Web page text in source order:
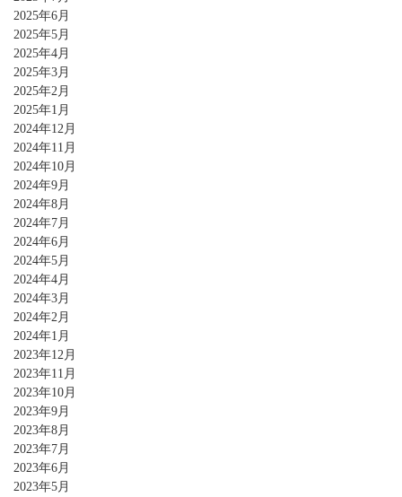
2025年6月
2025年5月
2025年4月
2025年3月
2025年2月
2025年1月
2024年12月
2024年11月
2024年10月
2024年9月
2024年8月
2024年7月
2024年6月
2024年5月
2024年4月
2024年3月
2024年2月
2024年1月
2023年12月
2023年11月
2023年10月
2023年9月
2023年8月
2023年7月
2023年6月
2023年5月